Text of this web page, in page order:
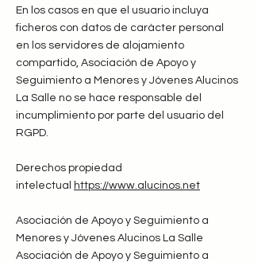
En los casos en que el usuario incluya
ficheros con datos de carácter personal
en los servidores de alojamiento
compartido, Asociación de Apoyo y
Seguimiento a Menores y Jóvenes Alucinos
La Salle no se hace responsable del
incumplimiento por parte del usuario del
RGPD.
Derechos propiedad
intelectual
https://www.alucinos.net
Asociación de Apoyo y Seguimiento a
Menores y Jóvenes Alucinos La Salle
Asociación de Apoyo y Seguimiento a